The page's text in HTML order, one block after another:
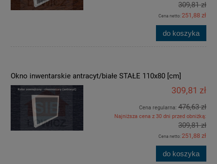
309,81 zł
Cena netto:251,88 zł
do koszyka
Okno inwentarskie antracyt/białe STAŁE 110x80 [cm]
309,81 zł
Cena regularna: 476,63 zł
Najniższa cena z 30 dni przed obniżką:
309,81 zł
Cena netto:251,88 zł
do koszyka